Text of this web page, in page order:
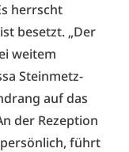
herrscht
besetzt. „Der
weitem
Steinmetz-
auf das
der Rezeption
führt